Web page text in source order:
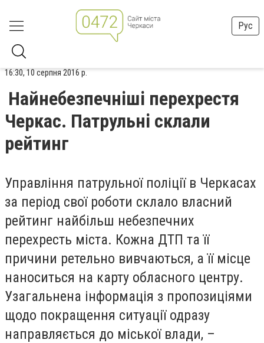
Рус
16:30, 10 серпня 2016 р.
Найнебезпечніші перехрестя
Черкас. Патрульні склали
рейтинг
Управління патрульної поліції в Черкасах
за період свої роботи склало власний
рейтинг найбільш небезпечних
перехресть міста. Кожна ДТП та її
причини ретельно вивчаються, а її місце
наноситься на карту обласного центру.
Узагальнена інформація з пропозиціями
щодо покращення ситуації одразу
направляється до міської влади, –